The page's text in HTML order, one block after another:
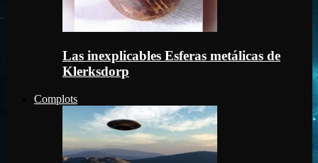
Las inexplicables Esferas metálicas de
Klerksdorp
Complots